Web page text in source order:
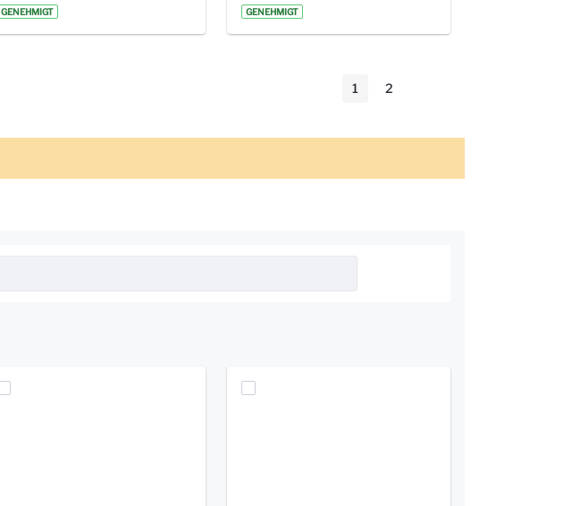
GENEHMIGT GENEHMIGT
Seite
1 Seite
2